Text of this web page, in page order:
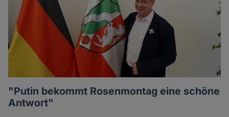
"Putin bekommt Rosenmontag eine schöne
Antwort"